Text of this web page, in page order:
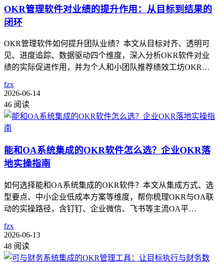
OKR管理软件对业绩的提升作用：从目标到结果的
闭环
OKR管理软件如何提升团队业绩？本文从目标对齐、透明可
见、进度追踪、数据驱动四个维度，深入分析OKR软件对业
绩的实际促进作用，并为个人和小团队推荐绩效工坊OKR…
fzx
2026-06-14
46 阅读
能和OA系统集成的OKR软件怎么选？企业OKR落
地实操指南
如何选择能和OA系统集成的OKR软件？本文从集成方式、选
型要点、中小企业低成本方案等维度，帮你梳理OKR与OA联
动的实操路径，含钉钉、企业微信、飞书等主流OA平…
fzx
2026-06-13
48 阅读